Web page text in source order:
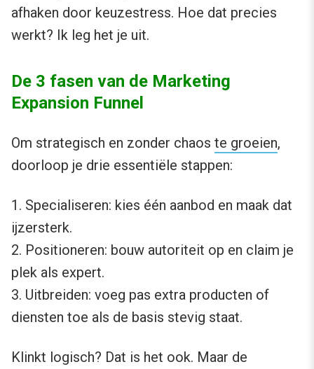
afhaken door keuzestress. Hoe dat precies
werkt? Ik leg het je uit.
De 3 fasen van de Marketing
Expansion Funnel
Om strategisch en zonder chaos te groeien,
doorloop je drie essentiële stappen:
1. Specialiseren: kies één aanbod en maak dat
ijzersterk.
2. Positioneren: bouw autoriteit op en claim je
plek als expert.
3. Uitbreiden: voeg pas extra producten of
diensten toe als de basis stevig staat.
Klinkt logisch? Dat is het ook. Maar de